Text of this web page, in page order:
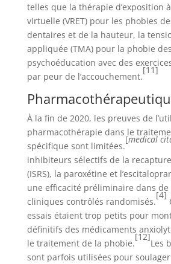
telles que la thérapie d’exposition
virtuelle (VRET) pour les phobies
dentaires et de la hauteur, la
appliquée (TMA) pour la phobie
psychoéducation avec des
par peur de l’accouchement.
[11]
À la fin de 2020, les preuves de
pharmacothérapie dans le
spécifique sont limitées.
[medical
inhibiteurs sélectifs de la
(ISRS), la paroxétine et
une efficacité préliminaire dans de
cliniques contrôlés randomisés.
[4]
essais étaient trop petits pour
définitifs des médicaments
le traitement de la phobie.
[12]
Les
sont parfois utilisées pour